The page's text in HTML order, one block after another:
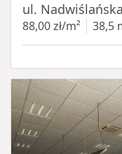
ul.
88,00 zł/m² 38,5